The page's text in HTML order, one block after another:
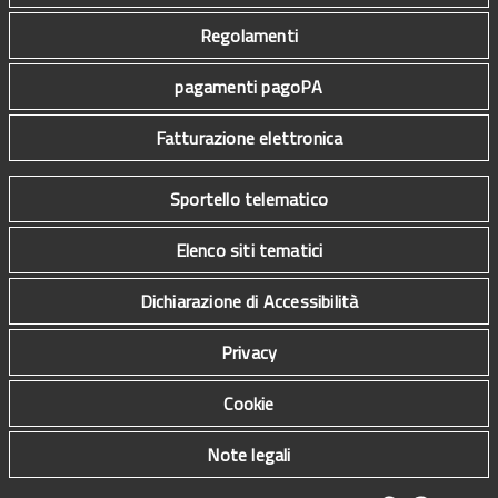
Regolamenti
pagamenti pagoPA
Fatturazione elettronica
Sportello telematico
Elenco siti tematici
Dichiarazione di Accessibilità
Privacy
Cookie
Note legali